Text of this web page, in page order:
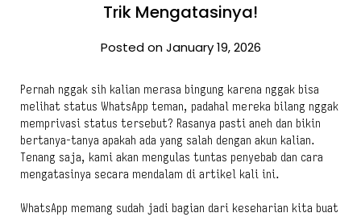
Trik Mengatasinya!
Posted on January 19, 2026
Pernah nggak sih kalian merasa bingung karena nggak bisa
melihat status WhatsApp teman, padahal mereka bilang nggak
memprivasi status tersebut? Rasanya pasti aneh dan bikin
bertanya-tanya apakah ada yang salah dengan akun kalian.
Tenang saja, kami akan mengulas tuntas penyebab dan cara
mengatasinya secara mendalam di artikel kali ini.
WhatsApp memang sudah jadi bagian dari keseharian kita buat